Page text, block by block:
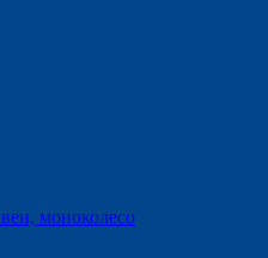
моноколесо